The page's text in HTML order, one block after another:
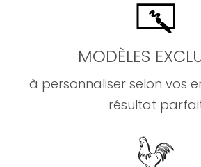
MODÈLES
à personnaliser selon vos
résultat